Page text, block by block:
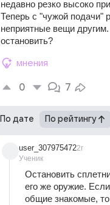
недавно резко высоко
Теперь с "чужой подачи"
неприятные вещи другим.
остановить?
мнения
0 7
По дате По рейтингу
user_307975472
Ученик
2г
Остановить
его же оружие.
общие знакомые,